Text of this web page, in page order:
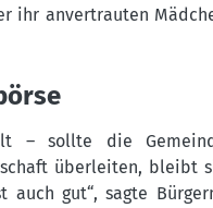
ihr anvertrauten
– sollte die
überleiten, bleibt
gut“, sagte